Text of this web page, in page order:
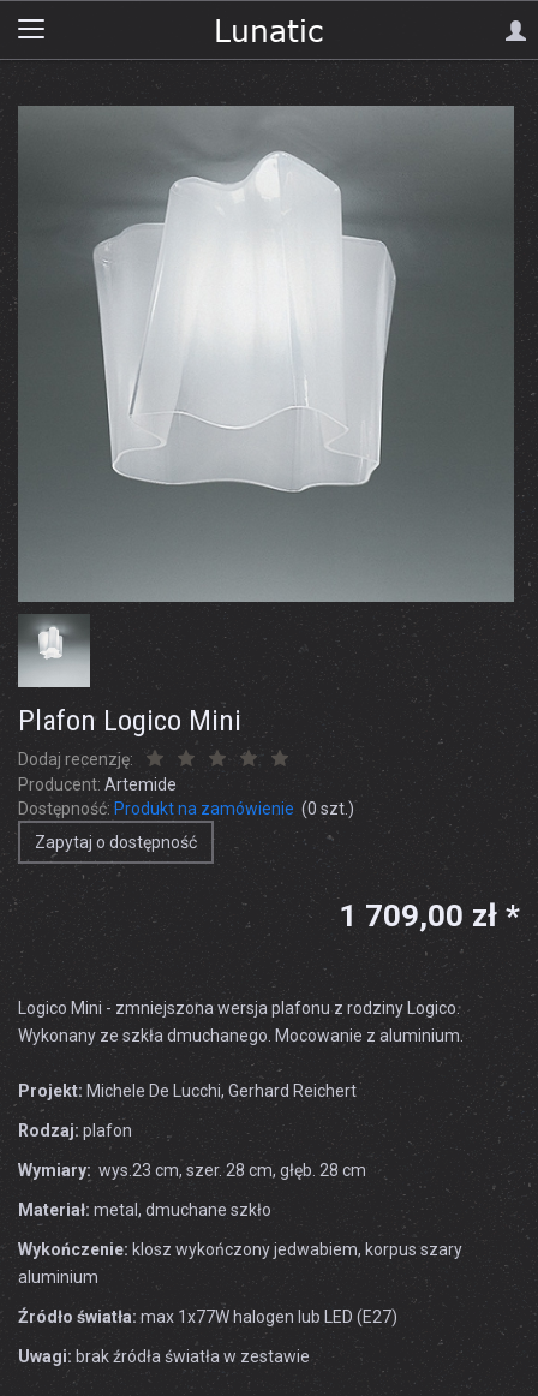
Plafon Logico Mini
Dodaj recenzję:
Producent: Artemide
Dostępność: Produkt na zamówienie (0 szt.)
Zapytaj o dostępność
1 709,00 zł *
Logico Mini - zmniejszona wersja plafonu z rodziny Logico.
Wykonany ze szkła dmuchanego. Mocowanie z aluminium.
Projekt: Michele De Lucchi, Gerhard Reichert
Rodzaj: plafon
Wymiary: wys.23 cm, szer. 28 cm, głęb. 28 cm
Materiał: metal, dmuchane szkło
Wykończenie: klosz wykończony jedwabiem, korpus szary
aluminium
Źródło światła: max 1x77W halogen lub LED (E27)
Uwagi: brak źródła światła w zestawie